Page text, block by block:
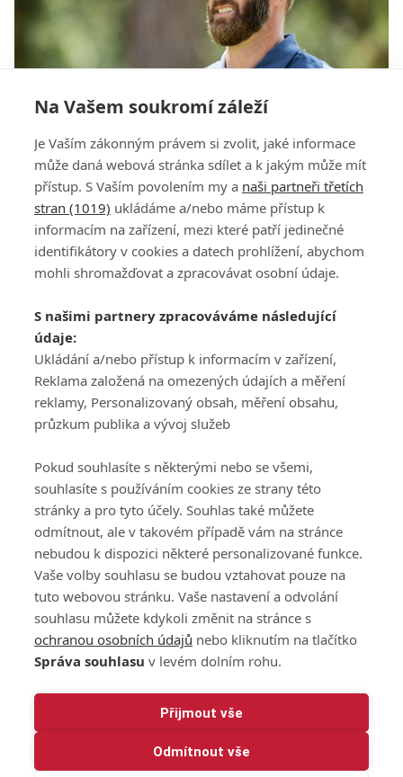
Na Vašem soukromí záleží
Je Vaším zákonným právem si zvolit, jaké informace
může daná webová stránka sdílet a k jakým může mít
přístup. S Vaším povolením my a naši partneři třetích
stran (1019) ukládáme a/nebo máme přístup k
informacím na zařízení, mezi které patří jedinečné
identifikátory v cookies a datech prohlížení, abychom
mohli shromažďovat a zpracovávat osobní údaje.
S našimi partnery zpracováváme následující
údaje:
Ukládání a/nebo přístup k informacím v zařízení,
Reklama založená na omezených údajích a měření
reklamy, Personalizovaný obsah, měření obsahu,
průzkum publika a vývoj služeb
Pokud souhlasíte s některými nebo se všemi,
souhlasíte s používáním cookies ze strany této
stránky a pro tyto účely. Souhlas také můžete
odmítnout, ale v takovém případě vám na stránce
nebudou k dispozici některé personalizované funkce.
Vaše volby souhlasu se budou vztahovat pouze na
tuto webovou stránku. Vaše nastavení a odvolání
souhlasu můžete kdykoli změnit na stránce s
ochranou osobních údajů nebo kliknutím na tlačítko
Správa souhlasu v levém dolním rohu.
Přijmout vše
Odmítnout vše
Trápení před majorem. DJ opět řeší operované
koleno
Všeobecné obchodní
podmínky služby
GolfExtra.cz Premium
Podmínky zpracování
osobních údajů při
GolfExtra
Ceník GolfExtra.cz
Premium
Doporučené odkazy
ATV CZ, s.r.o.
140 00 Praha 4
Editor
Honza Fait
+420 723 898 969
fait@golfextra.cz
Obchod
Edita Hanušová
+420 724 150 784
hanusova@relmost.cz
Pavel Poulíček